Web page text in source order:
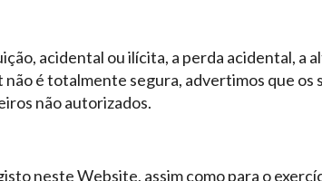
acidental ou ilícita, a perda acidental, a
é totalmente segura, advertimos que os
não autorizados.
neste Website, assim como para o